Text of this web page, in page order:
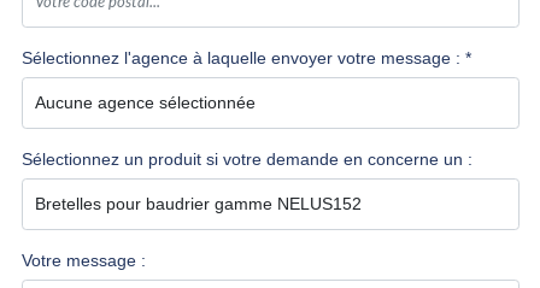
Sélectionnez l'agence à laquelle envoyer votre message : *
Sélectionnez un produit si votre demande en concerne un :
Votre message :